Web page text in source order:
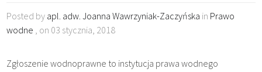
Posted by apl. adw. Joanna Wawrzyniak-Zaczyńska in Prawo
wodne , on 03 stycznia, 2018
Zgłoszenie wodnoprawne to instytucja prawa wodnego